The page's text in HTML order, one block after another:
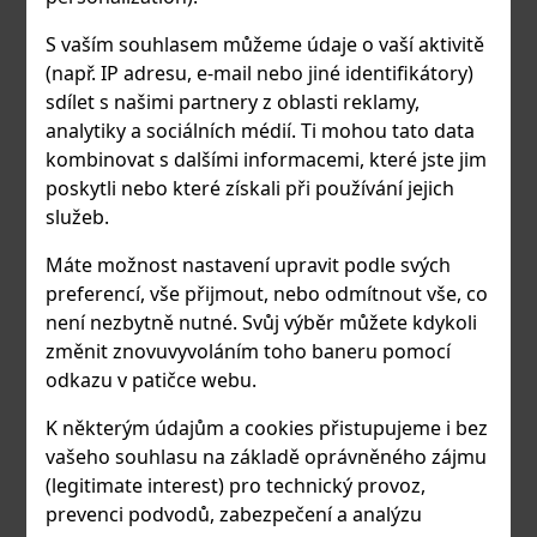
S vaším souhlasem můžeme údaje o vaší aktivitě
(např. IP adresu, e-mail nebo jiné identifikátory)
sdílet s našimi partnery z oblasti reklamy,
analytiky a sociálních médií. Ti mohou tato data
kombinovat s dalšími informacemi, které jste jim
poskytli nebo které získali při používání jejich
služeb.
Máte možnost nastavení upravit podle svých
preferencí, vše přijmout, nebo odmítnout vše, co
není nezbytně nutné. Svůj výběr můžete kdykoli
změnit znovuvyvoláním toho baneru pomocí
odkazu v patičce webu.
K některým údajům a cookies přistupujeme i bez
vašeho souhlasu na základě oprávněného zájmu
(legitimate interest) pro technický provoz,
prevenci podvodů, zabezpečení a analýzu
Materiál
Hliník – surový povrch nebo práškový lak
Výplň
Sklo, vertikální tyče nebo kovové desky
Možnosti přizpůsobení
Řezání, vrtání, práškové lakování a předmontáž
Atraktivní cena
Oblíbené designy zábradlí dostupné přímo ze skladu
Ušetřete čas a peníze díky předmontovaným
modulům – stačí je ukotvit na místě
Vytvořte si vlastní zábradlí pomocí online